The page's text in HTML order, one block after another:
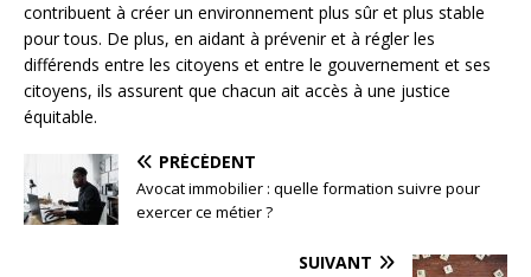
contribuent à créer un environnement plus sûr et plus stable
pour tous. De plus, en aidant à prévenir et à régler les
différends entre les citoyens et entre le gouvernement et ses
citoyens, ils assurent que chacun ait accès à une justice
équitable.
PRÉCÉDENT
Avocat immobilier : quelle formation suivre pour
exercer ce métier ?
SUIVANT